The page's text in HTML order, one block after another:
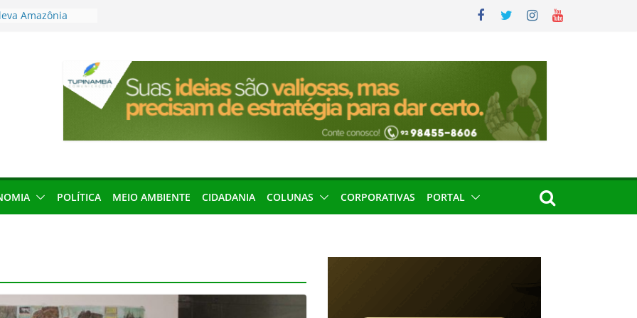
Amazônia
de 2027
local impróprio
fogo no Cemitério
protagonismo
podem barrar
POLÍTICA MEIO AMBIENTE CIDADANIA COLUNAS CORPORATIVAS PORTAL